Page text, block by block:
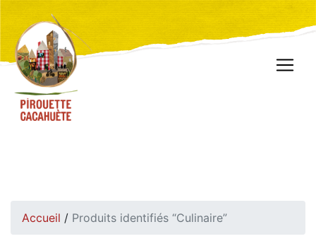
Accueil / Produits identifiés “Culinaire”